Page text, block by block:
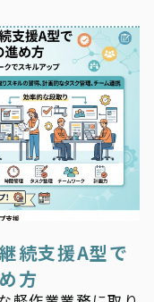
続支援A型で
方